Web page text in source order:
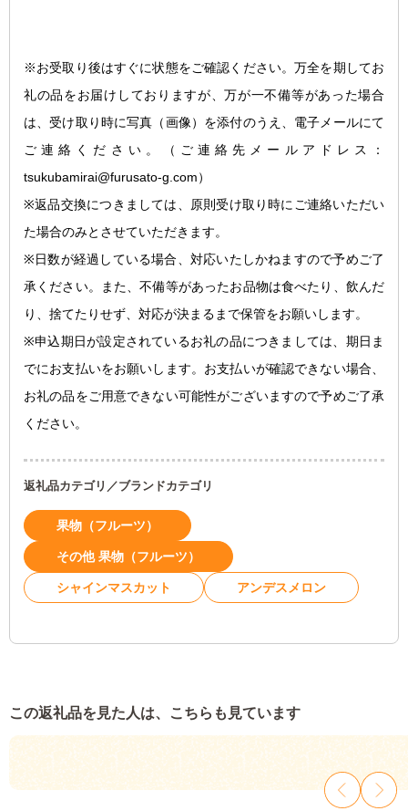
※お受取り後はすぐに状態をご確認ください。万全を期してお
礼の品をお届けしておりますが、万が一不備等があった場合
は、受け取り時に写真（画像）を添付のうえ、電子メールにて
ご連絡ください。
（ご連絡先メールアドレス：
tsukubamirai@furusato-g.com）
※返品交換につきましては、原則受け取り時にご連絡いただい
た場合のみとさせていただきます。
※日数が経過している場合、対応いたしかねますので予めご了
承ください。また、不備等があったお品物は食べたり、飲んだ
り、捨てたりせず、対応が決まるまで保管をお願いします。
※申込期日が設定されているお礼の品につきましては、期日ま
でにお支払いをお願いします。お支払いが確認できない場合、
お礼の品をご用意できない可能性がございますので予めご了承
ください。
返礼品カテゴリ／ブランドカテゴリ
果物（フルーツ）
その他 果物（フルーツ）
シャインマスカット アンデスメロン
この返礼品を見た人は、こちらも見ています